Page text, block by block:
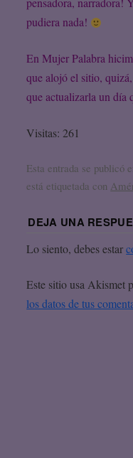
pudiera nada!
En Mujer Palabra
que alojó el sitio,
que actualizarla un día
Visitas: 261
Esta entrada se publicó
está etiquetada con
DEJA UNA
Lo siento, debes estar
Este sitio usa Akismet
los datos de tus